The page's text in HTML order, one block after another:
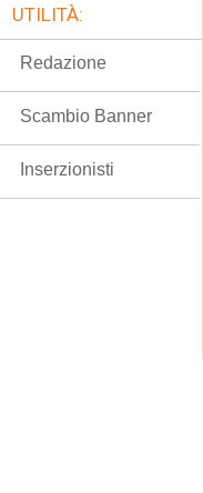
UTILITÀ:
Redazione
Scambio Banner
Inserzionisti